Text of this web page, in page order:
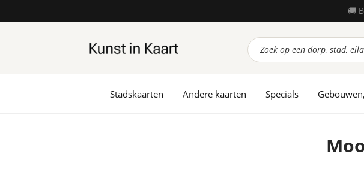
📦
Producten
zoeken
Stadskaarten Andere kaarten Specials